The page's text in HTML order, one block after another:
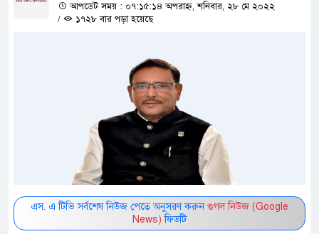
আপডেট সময় : ০৭:১৫:১৪ অপরাহ্ন, শনিবার, ২৮ মে ২০২২
/
১৭২৮ বার পড়া হয়েছে
এস. এ টিভি সর্বশেষ নিউজ পেতে অনুসরণ করুন গুগল নিউজ (Google
News) ফিডটি